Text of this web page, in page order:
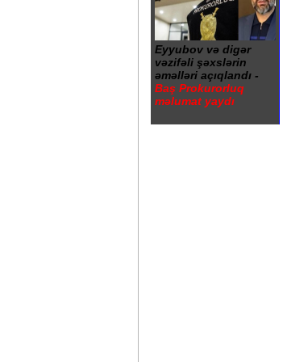
Eyyubov və digər
vəzifəli şəxslərin
əməlləri açıqlandı -
Baş Prokurorluq
məlumat yaydı